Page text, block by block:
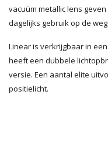
vacuüm metallic lens
dagelijks gebruik op de
Linear is verkrijgbaar in
heeft een dubbele
versie. Een aantal elite
positielicht.